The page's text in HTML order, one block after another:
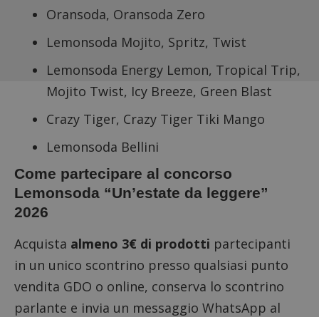
Oransoda, Oransoda Zero
Lemonsoda Mojito, Spritz, Twist
Lemonsoda Energy Lemon, Tropical Trip,
Mojito Twist, Icy Breeze, Green Blast
Crazy Tiger, Crazy Tiger Tiki Mango
Lemonsoda Bellini
Come partecipare al concorso
Lemonsoda “Un’estate da leggere”
2026
Acquista almeno 3€ di prodotti partecipanti
in un unico scontrino presso qualsiasi punto
vendita GDO o online, conserva lo scontrino
parlante e invia un messaggio WhatsApp al